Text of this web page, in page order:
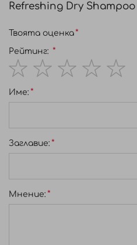
Refreshing Dry Shampoo
Твоята оценка
Рейтинг:
star
stars
stars
stars
stars
Име:
Заглавиe:
Мнение: